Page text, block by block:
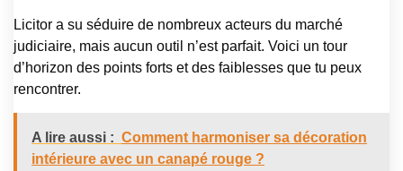
Licitor a su séduire de nombreux acteurs du marché
judiciaire, mais aucun outil n’est parfait. Voici un tour
d’horizon des points forts et des faiblesses que tu peux
rencontrer.
A lire aussi : Comment harmoniser sa décoration
intérieure avec un canapé rouge ?